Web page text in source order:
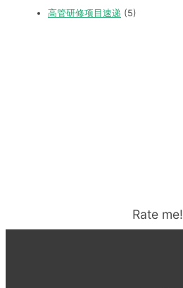
高管研修项目速递 (5)
Rate me!